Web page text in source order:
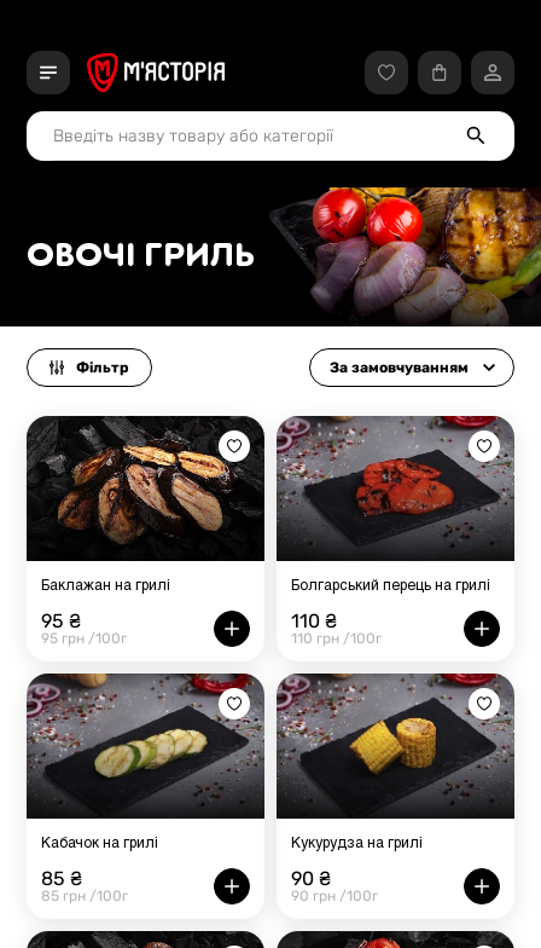
ОВОЧІ ГРИЛЬ
Фільтр За замовчуванням
Баклажан на грилі
95 ₴
95 грн /100г
Болгарський перець на грилі
110 ₴
110 грн /100г
Кабачок на грилі
85 ₴
85 грн /100г
Кукурудза на грилі
90 ₴
90 грн /100г